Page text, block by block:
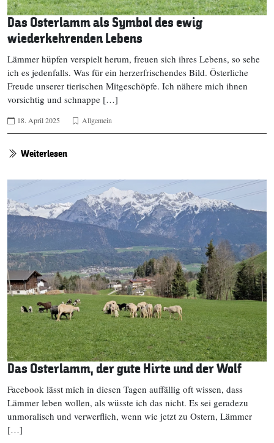
Das Osterlamm als Symbol des ewig
wiederkehrenden Lebens
Lämmer hüpfen verspielt herum, freuen sich ihres Lebens, so sehe
ich es jedenfalls. Was für ein herzerfrischendes Bild. Österliche
Freude unserer tierischen Mitgeschöpfe. Ich nähere mich ihnen
vorsichtig und schnappe […]
18. April 2025 Allgemein
Weiterlesen
Das Osterlamm, der gute Hirte und der Wolf
Facebook lässt mich in diesen Tagen auffällig oft wissen, dass
Lämmer leben wollen, als wüsste ich das nicht. Es sei geradezu
unmoralisch und verwerflich, wenn wie jetzt zu Ostern, Lämmer
[…]